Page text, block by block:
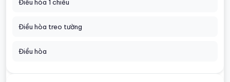
Điều hòa 1 chiều
Điều hòa treo tường
Điều hòa